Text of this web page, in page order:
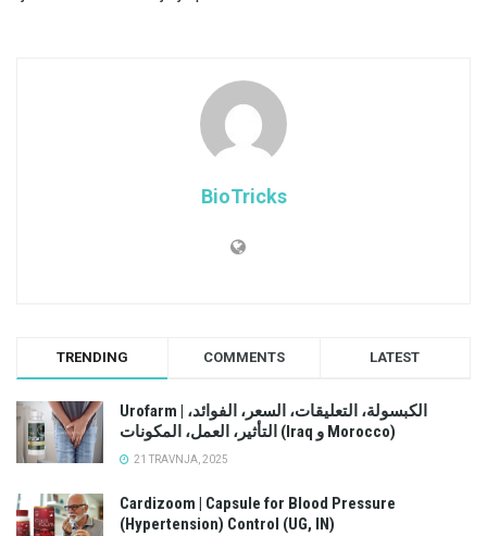
BioTricks
TRENDING COMMENTS LATEST
Urofarm | الكبسولة، التعليقات، السعر، الفوائد،
التأثير، العمل، المكونات (Iraq و Morocco)
21 TRAVNJA, 2025
Cardizoom | Capsule for Blood Pressure
(Hypertension) Control (UG, IN)